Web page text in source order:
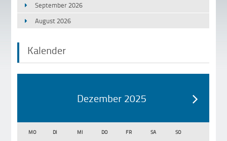
September 2026
August 2026
Kalender
Dezember 2025
MO DI MI DO FR SA SO